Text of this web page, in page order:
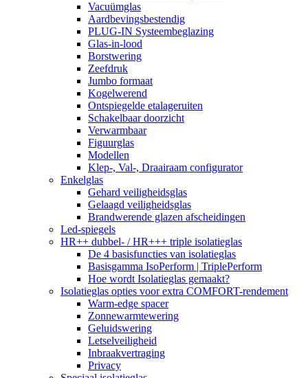
Vacuümglas
Aardbevingsbestendig
PLUG-IN Systeembeglazing
Glas-in-lood
Borstwering
Zeefdruk
Jumbo formaat
Kogelwerend
Ontspiegelde etalageruiten
Schakelbaar doorzicht
Verwarmbaar
Figuurglas
Modellen
Klep-, Val-, Draairaam configurator
Enkelglas
Gehard veiligheidsglas
Gelaagd veiligheidsglas
Brandwerende glazen afscheidingen
Led-spiegels
HR++ dubbel- / HR+++ triple isolatieglas
De 4 basisfuncties van isolatieglas
Basisgamma IsoPerform | TriplePerform
Hoe wordt Isolatieglas gemaakt?
Isolatieglas opties voor extra COMFORT-rendement
Warm-edge spacer
Zonnewarmtewering
Geluidswering
Letselveiligheid
Inbraakvertraging
Privacy